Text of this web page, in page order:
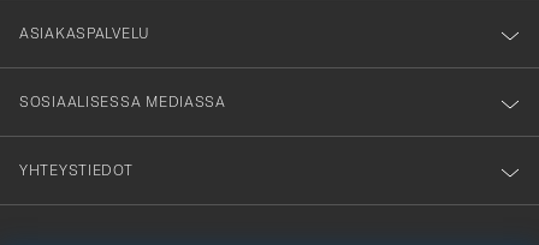
nyhetsbrev!
ASIAKASPALVELU
SOSIAALISESSA MEDIASSA
YHTEYSTIEDOT